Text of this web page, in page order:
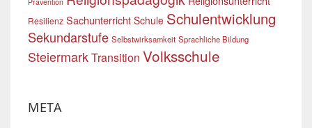
Resilienz Sachunterricht Schule Schulentwicklung
Sekundarstufe Selbstwirksamkeit Sprachliche Bildung
SteiermarkTransition Volksschule
META